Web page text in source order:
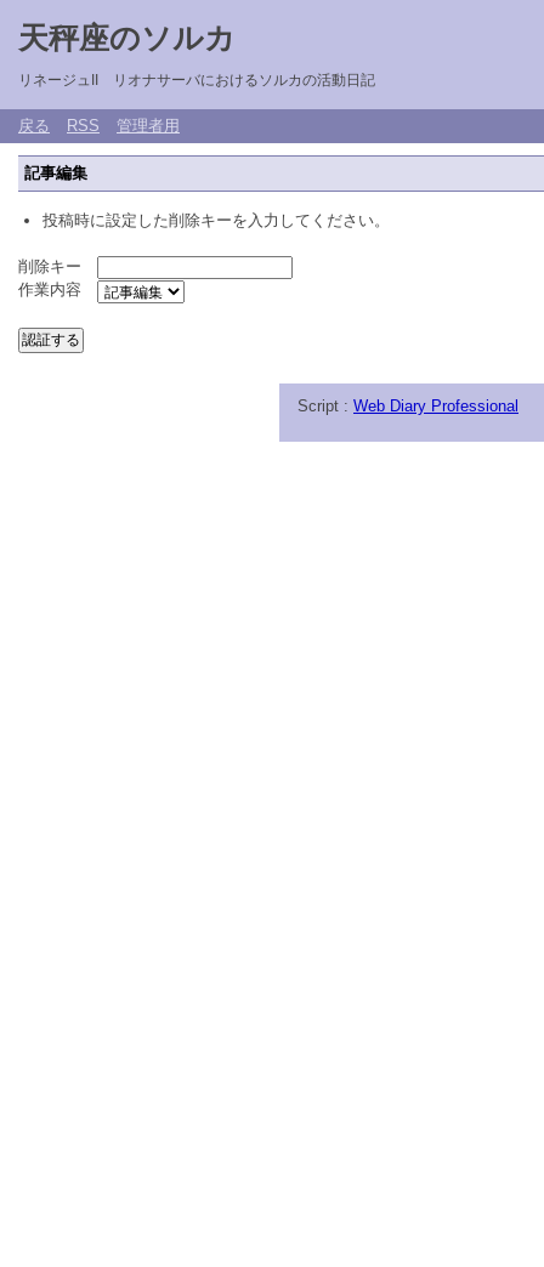
天秤座のソルカ
リネージュII リオナサーバにおけるソルカの活動日記
戻る RSS 管理者用
記事編集
投稿時に設定した削除キーを入力してください。
削除キー
作業内容
Script : Web Diary Professional